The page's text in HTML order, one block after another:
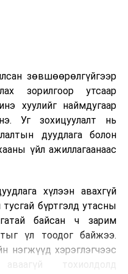
13-наас оюутнуудыг
эхэлнэ.
үйл ажиллагааны
17–28-ны өдрүүдэд
болон бусад аливаа
болно.
зөвшөөрөлгүйгээр
зорилгоор утсаар
хуулийг наймдугаар
Уг зохицуулалт нь
дуудлага болон
үйл ажиллагаанаас
хүлээн авахгүй
бүртгэлд утасны
байсан ч зарим
үл тоодог байжээ.
нэгжүүд хэрэглэгчээс
тохиолдолд